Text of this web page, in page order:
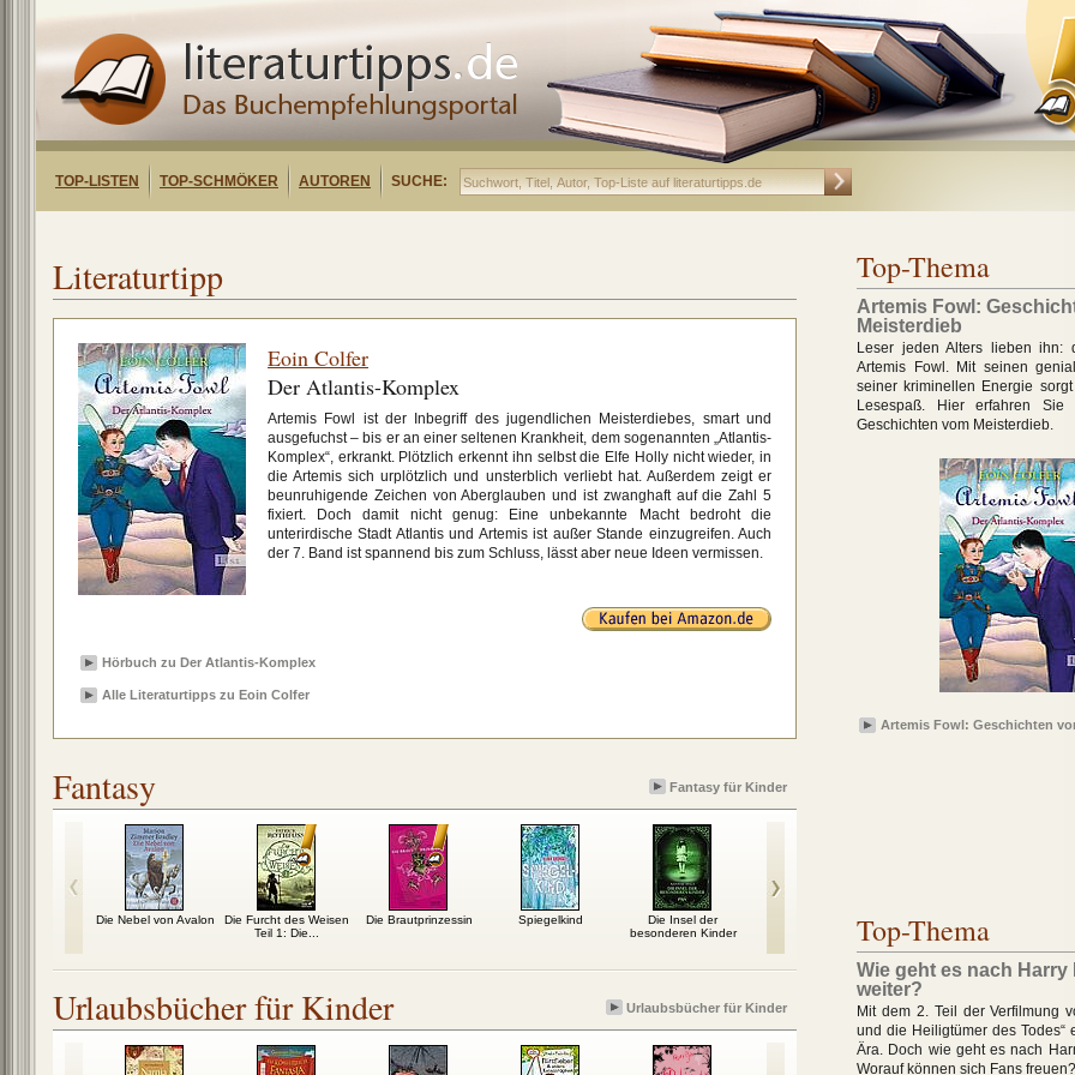
TOP-LISTEN TOP-SCHMÖKER AUTOREN SUCHE:
Literaturtipp
Eoin Colfer
Der Atlantis-Komplex
Artemis Fowl ist der Inbegriff des jugendlichen Meisterdiebes, smart und
ausgefuchst – bis er an einer seltenen Krankheit, dem sogenannten „Atlantis-
Komplex“, erkrankt. Plötzlich erkennt ihn selbst die Elfe Holly nicht wieder, in
die Artemis sich urplötzlich und unsterblich verliebt hat. Außerdem zeigt er
beunruhigende Zeichen von Aberglauben und ist zwanghaft auf die Zahl 5
fixiert. Doch damit nicht genug: Eine unbekannte Macht bedroht die
unterirdische Stadt Atlantis und Artemis ist außer Stande einzugreifen. Auch
der 7. Band ist spannend bis zum Schluss, lässt aber neue Ideen vermissen.
Hörbuch zu Der Atlantis-Komplex
Alle Literaturtipps zu Eoin Colfer
Fantasy Fantasy für Kinder
Die Nebel von Avalon
Die Furcht des Weisen
Teil 1: Die...
Die Brautprinzessin Spiegelkind
Die Insel der
besonderen Kinder
Die dunklen Mächte –
Schattenstunde
Harry Potter und der
Halbblutprinz
Urlaubsbücher für Kinder Urlaubsbücher für Kinder
Top-Thema
Artemis Fowl:
Meisterdieb
Leser jeden Alters lieben ihn:
Artemis Fowl. Mit seinen
seiner kriminellen Energie
Lesespaß. Hier erfahren
Geschichten vom Meisterdieb.
Artemis Fowl: Geschichten
Top-Thema
Wie geht es nach Harry
weiter?
Mit dem 2. Teil der Verfilmung
und die Heiligtümer des Todes“
Ära. Doch wie geht es nach
Worauf können sich Fans freuen?